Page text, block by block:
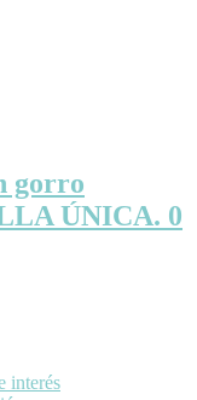
gorro
ÚNICA. 0
interés